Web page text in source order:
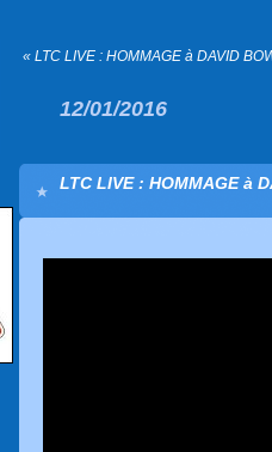
« LTC LIVE : HOMMAGE à DAVID
12/01/2016
LTC LIVE : HOMMAGE à